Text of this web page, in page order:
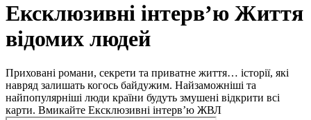
Ексклюзивні інтерв’ю Життя
відомих людей
Приховані романи, секрети та приватне життя… історії, які
навряд залишать когось байдужим. Найзаможніші та
найпопулярніші люди країни будуть змушені відкрити всі
карти. Вмикайте Ексклюзивні інтерв’ю ЖВЛ